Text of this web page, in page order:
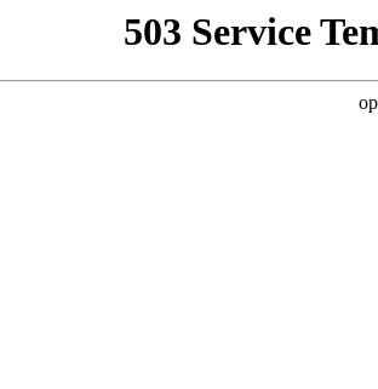
503 Service